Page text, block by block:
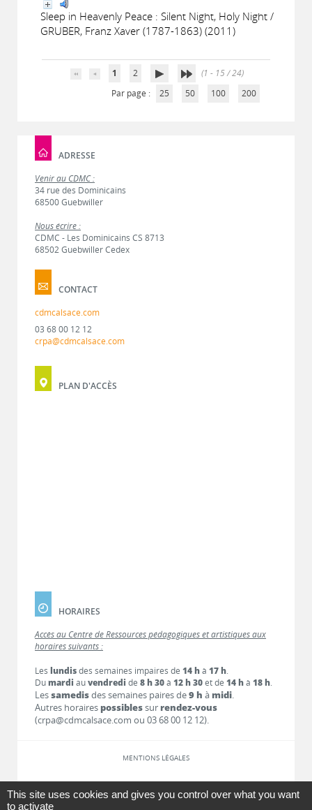
Sleep in Heavenly Peace : Silent Night, Holy Night /
GRUBER, Franz Xaver (1787-1863) (2011)
1 2
(1 - 15 / 24)
Par page :
25 50 100 200
ADRESSE
Venir au CDMC :
34 rue des Dominicains
68500 Guebwiller
Nous écrire :
CDMC - Les Dominicains CS 8713
68502 Guebwiller Cedex
CONTACT
cdmcalsace.com
03 68 00 12 12
crpa@cdmcalsace.com
PLAN D'ACCÈS
HORAIRES
Accès au Centre de Ressources pédagogiques et artistiques aux
horaires suivants :
Les lundisdes semaines impaires de 14 hà 17 h.
Dumardi auvendredi de 8 h 30à 12 h 30et de 14 hà 18 h.
Lessamedisdes semaines paires de9 h à midi.
Autres horaires possiblessur rendez-vous
(crpa@cdmcalsace.com ou 03 68 00 12 12).
MENTIONS LÉGALES
LIENS
This site uses cookies and gives you control over what you want
to activate